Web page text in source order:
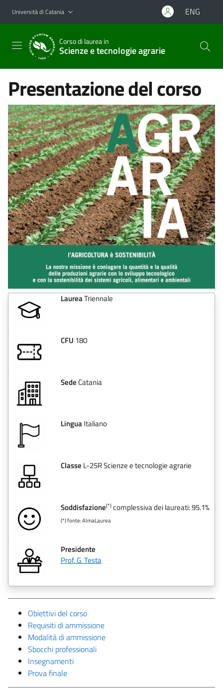
Vai al contenuto principale
Vai al menu di navigazione
Università di Catania ENG
Corso di laurea in
Scienze e tecnologie agrarie
Presentazione del corso
LaureaTriennale
CFU 180
Sede Catania
LinguaItaliano
Classe L-25R Scienze e tecnologie agrarie
Soddisfazione(*)complessiva dei laureati: 95.1%
(*) fonte: AlmaLaurea
Presidente
Prof. G. Testa
Obiettivi del corso
Requisiti di ammissione
Modalità di ammissione
Sbocchi professionali
Insegnamenti
Prova finale